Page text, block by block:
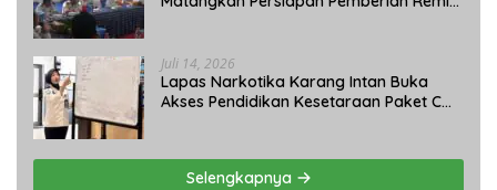
Juli 14, 2026
Lapas Narkotika Karang Intan Buka
Akses Pendidikan Kesetaraan Paket C
Selengkapnya